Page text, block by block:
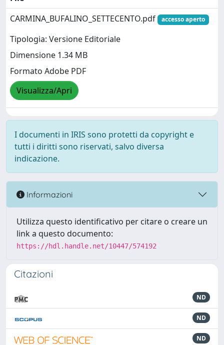
CARMINA_BUFALINO_SETTECENTO.pdf
accesso aperto
Tipologia: Versione Editoriale
Dimensione 1.34 MB
Formato Adobe PDF
Visualizza/Apri
I documenti in IRIS sono protetti da copyright e
tutti i diritti sono riservati, salvo diversa
indicazione.
Informazioni
Utilizza questo identificativo per citare o creare un
link a questo documento:
https://hdl.handle.net/10447/574192
Citazioni
ND
ND
ND